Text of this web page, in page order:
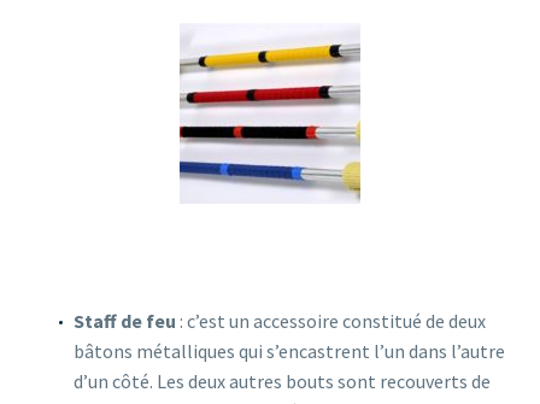
Staff de feu : c’est un accessoire constitué de deux
bâtons métalliques qui s’encastrent l’un dans l’autre
d’un côté. Les deux autres bouts sont recouverts de